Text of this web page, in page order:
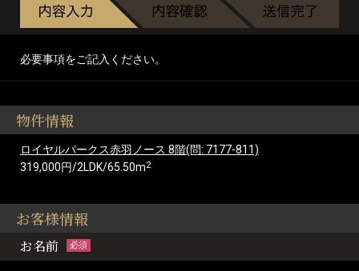
必要事項をご記入ください。
物件情報
ロイヤルパークス赤羽ノース 8階(問: 7177-811)
319,000円/2LDK/65.50m2
お客様情報
お名前 必須